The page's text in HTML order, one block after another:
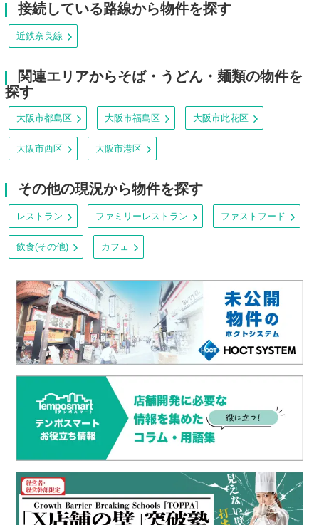
接続している路線から物件を探す
近鉄奈良線
関連エリアからそば・うどん・麺類の物件を
探す
大阪市都島区 大阪市福島区 大阪市此花区
大阪市西区 大阪市港区
その他の現況から物件を探す
レストラン ファミリーレストラン ファストフード
飲食(その他) カフェ